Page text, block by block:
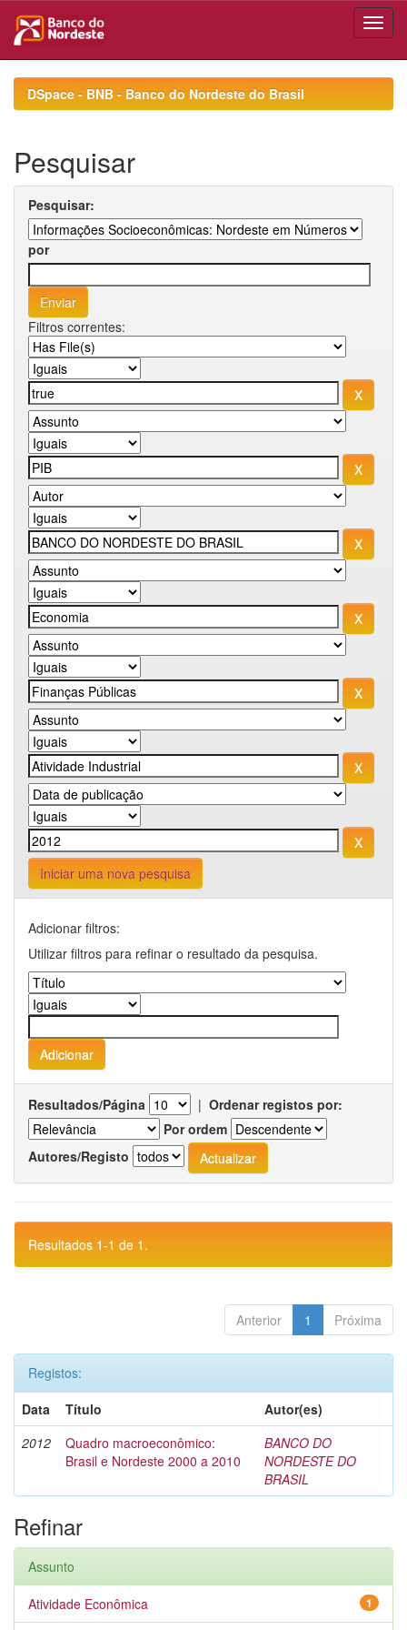
navigationDSpace - BNB - Banco do Nordeste do Brasil
Pesquisar
Pesquisar:
por
Filtros correntes:
Iniciar uma nova pesquisa
Adicionar filtros:
Utilizar filtros para refinar o resultado da pesquisa.
Resultados/Página | Ordenar registos por:
Por ordem
Autores/Registo
Resultados 1-1 de 1.
Anterior 1 Próxima
Registos:
Data
Título
Autor(es)
2012
Quadro macroeconômico:
Brasil e Nordeste 2000 a 2010
BANCO DO
NORDESTE DO
BRASIL
Refinar
Assunto
1
Atividade Econômica